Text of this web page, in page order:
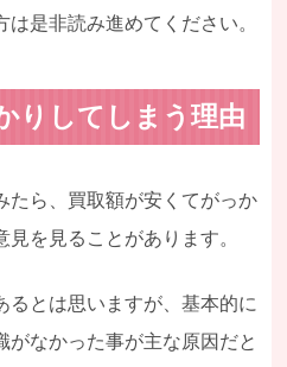
是非読み進めてください。
りしてしまう理由
たら、買取額が安くてがっか
を見ることがあります。
るとは思いますが、基本的に
なかった事が主な原因だと